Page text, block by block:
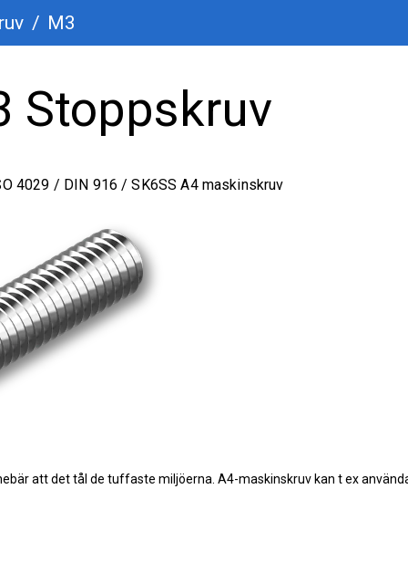
/ M3
Stoppskruv
4029 / DIN 916 / SK6SS A4 maskinskruv
att det tål de tuffaste miljöerna. A4-maskinskruv kan t ex